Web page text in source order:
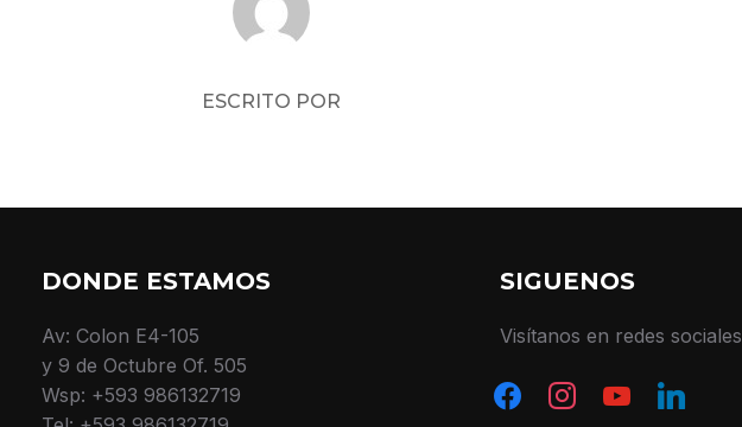
ESCRITO POR
DONDE ESTAMOS
Av: Colon E4-105
y 9 de Octubre Of. 505
Wsp: +593 986132719
SIGUENOS
Visítanos en redes sociales
facebookinstagramyoutubelinkedin